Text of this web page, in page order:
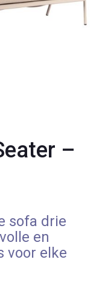
–
sofa drie
en
voor elke